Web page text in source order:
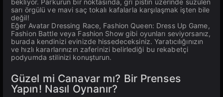
bekliyor. Parkurun bir noktasında, gri pistin üzerinde süzülen
sarı örgülü ve mavi saç tokalı kafalarla karşılaşmak işten bile
değil!
Eğer Avatar Dressing Race, Fashion Queen: Dress Up Game,
Fashion Battle veya Fashion Show gibi oyunları seviyorsanız,
burada kendinizi evinizde hissedeceksiniz. Yaratıcılığınızın
ve hızlı kararlarınızın zaferinizi belirlediği bu rekabetçi
podyumda stilinizi konuşturun.
Güzel mi Canavar mı? Bir Prenses
Yapın! Nasıl Oynanır?